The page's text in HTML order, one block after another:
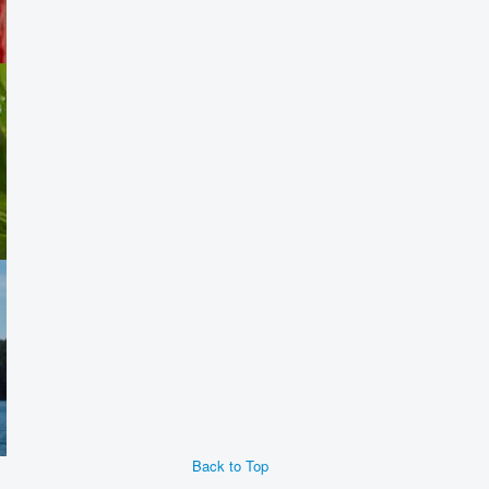
Back to Top